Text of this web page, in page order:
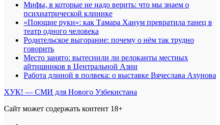
Мифы, в которые не надо верить: что мы знаем о
психиатрической клинике
«Поющие руки»: как Тамара Ханум превратила танец в
театр одного человека
Родительское выгорание: почему о нём так трудно
говорить
Место занято: вытеснили ли релоканты местных
айтишников в Центральной Азии
Работа длиной в полвека: о выставке Вячеслава Ахунова
ХУК! — СМИ для Нового Узбекистана
Сайт может содержать контент 18+